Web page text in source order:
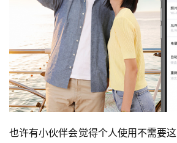
也许有小伙伴会觉得个人使用不需要